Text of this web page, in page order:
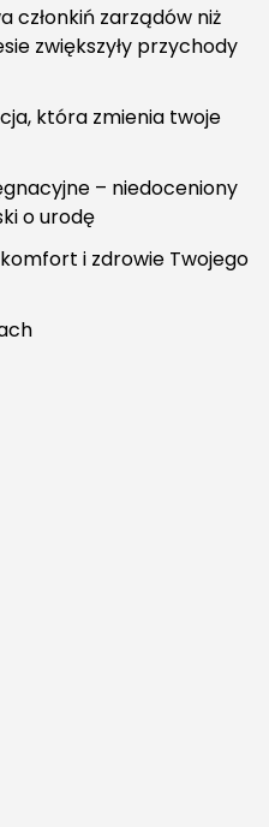
członkiń zarządów niż
zwiększyły przychody
która zmienia twoje
– niedoceniony
o urodę
i zdrowie Twojego